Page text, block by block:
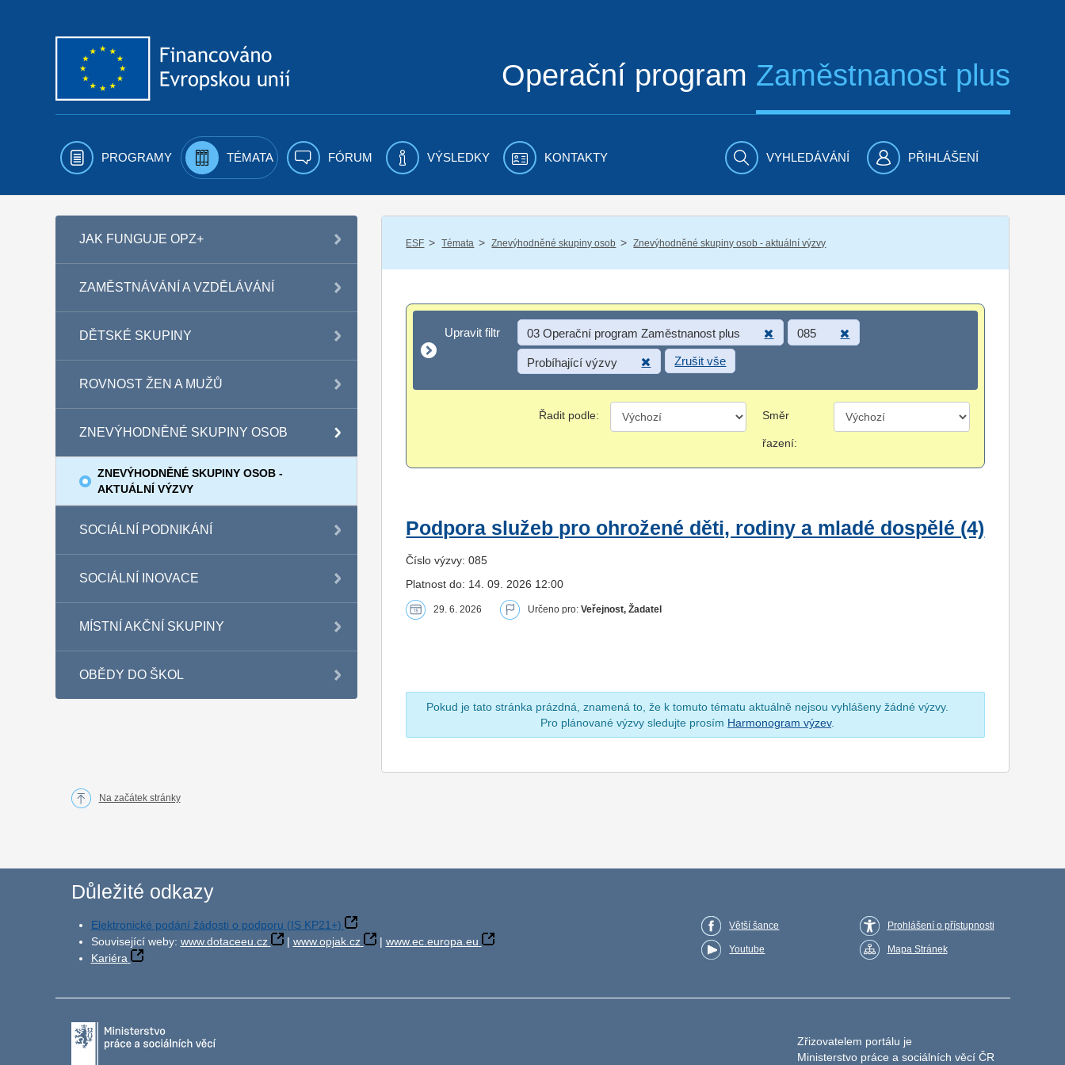
Operační program Zaměstnanost plus
PROGRAMY TÉMATA FÓRUM VÝSLEDKY KONTAKTY VYHLEDÁVÁNÍ PŘIHLÁŠENÍ
JAK FUNGUJE OPZ+
ZAMĚSTNÁVÁNÍ A VZDĚLÁVÁNÍ
DĚTSKÉ SKUPINY
ROVNOST ŽEN A MUŽŮ
ZNEVÝHODNĚNÉ SKUPINY OSOB
ZNEVÝHODNĚNÉ SKUPINY OSOB -
AKTUÁLNÍ VÝZVY
SOCIÁLNÍ PODNIKÁNÍ
SOCIÁLNÍ INOVACE
MÍSTNÍ AKČNÍ SKUPINY
OBĚDY DO ŠKOL
ESF / Témata / Znevýhodněné skupiny osob / Znevýhodněné skupiny osob - aktuální výzvy
Upravit filtr
Upravit filtr 03 Operační program Zaměstnanost plus 085
Probíhající výzvy Zrušit vše
Řadit podle: Směr
řazení:
Podpora služeb pro ohrožené děti, rodiny a mladé dospělé (4)
Číslo výzvy: 085
Platnost do: 14. 09. 2026 12:00
29. 6. 2026 Určeno pro:Veřejnost, Žadatel
Pokud je tato stránka prázdná, znamená to, že k tomuto tématu aktuálně nejsou vyhlášeny žádné výzvy.
Pro plánované výzvy sledujte prosím Harmonogram výzev.
Na začátek stránky
Důležité odkazy
Elektronické podání žádosti o podporu (IS KP21+)
Související weby: www.dotaceeu.cz | www.opjak.cz | www.ec.europa.eu
Kariéra
Větší šance
Youtube
Prohlášení o přístupnosti
Mapa Stránek
Zřizovatelem portálu je
Ministerstvo práce a sociálních věcí ČR